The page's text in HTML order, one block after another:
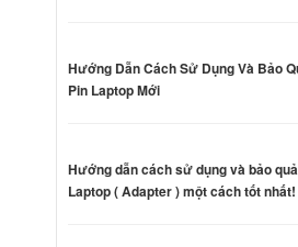
Hướng Dẫn Cách Sử Dụng Và Bảo
Pin Laptop Mới
Hướng dẫn cách sử dụng và bảo
Laptop ( Adapter ) một cách tốt nhất!